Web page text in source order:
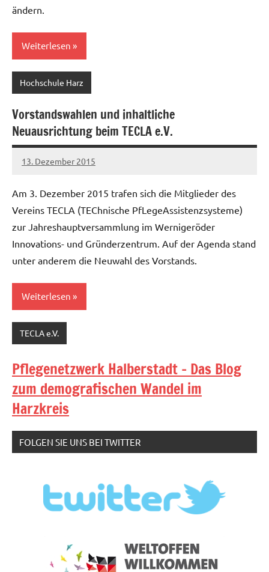
ändern.
Weiterlesen
Hochschule Harz
Vorstandswahlen und inhaltliche
Neuausrichtung beim TECLA e.V.
13. Dezember 2015
Christian
Am 3. Dezember 2015 trafen sich die Mitglieder des
Vereins TECLA (TEChnische PfLegeAssistenzsysteme)
zur Jahreshauptversammlung im Wernigeröder
Innovations- und Gründerzentrum. Auf der Agenda stand
unter anderem die Neuwahl des Vorstands.
Weiterlesen
TECLA e.V.
Pflegenetzwerk Halberstadt - Das Blog
zum demografischen Wandel im
Harzkreis
FOLGEN SIE UNS BEI TWITTER